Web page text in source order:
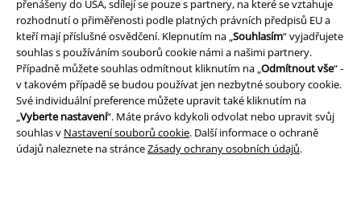
přenášeny do USA, sdílejí se pouze s partnery, na které se vztahuje
rozhodnutí o přiměřenosti podle platných právních předpisů EU a
kteří mají příslušné osvědčení. Klepnutím na „Souhlasím“ vyjadřujete
souhlas s používáním souborů cookie námi a našimi partnery.
Případně můžete souhlas odmítnout kliknutím na „Odmítnout vše“ -
v takovém případě se budou používat jen nezbytné soubory cookie.
Své individuální preference můžete upravit také kliknutím na
„Vyberte nastavení“. Máte právo kdykoli odvolat nebo upravit svůj
souhlas v Nastavení souborů cookie. Další informace o ochraně
údajů naleznete na stránceZásady ochrany osobních údajů.
Podmínky
Prohlášení
Ochrana osobních údajů
Likvidace odpadu a ochrana životního prostředí
Prohlášení o shodě